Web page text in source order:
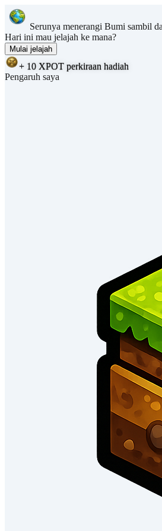
Serunya menerangi Bumi sambil
Hari ini mau jelajah ke mana?
Mulai jelajah
+ 10 XPOT perkiraan hadiah
Pengaruh saya